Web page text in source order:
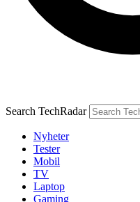
Search TechRadar
Nyheter
Tester
Mobil
TV
Laptop
Gaming